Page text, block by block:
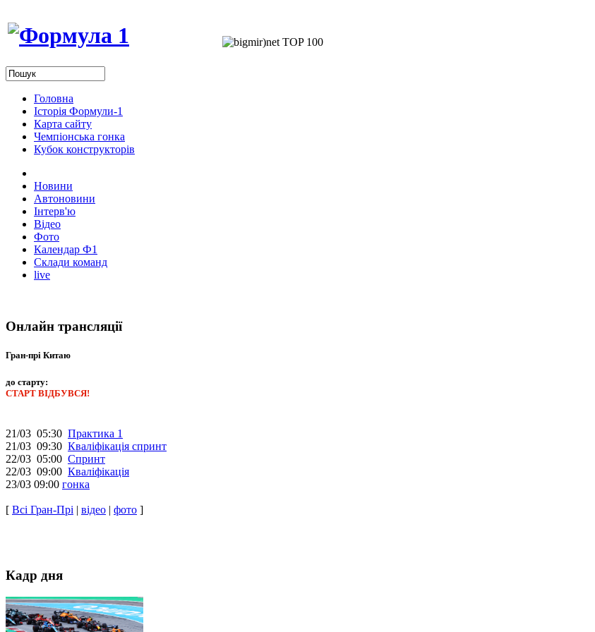
Головна
Історія Формули-1
Карта сайту
Чемпіонська гонка
Кубок конструкторів
Новини
Автоновини
Інтерв'ю
Відео
Фото
Календар Ф1
Склади команд
live
Онлайн трансляції
Гран-прі Китаю
до старту:
СТАРТ ВІДБУВСЯ!
21/03 05:30 Практика 1
21/03 09:30 Кваліфікація спринт
22/03 05:00 Спринт
22/03 09:00 Кваліфікація
23/03 09:00 гонка
[ Всі Гран-Прі | відео | фото ]
Кадр дня